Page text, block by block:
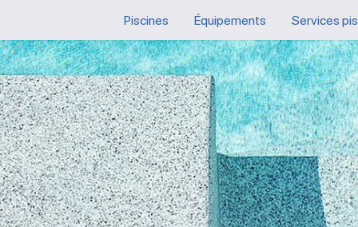
Piscines Équipements Services